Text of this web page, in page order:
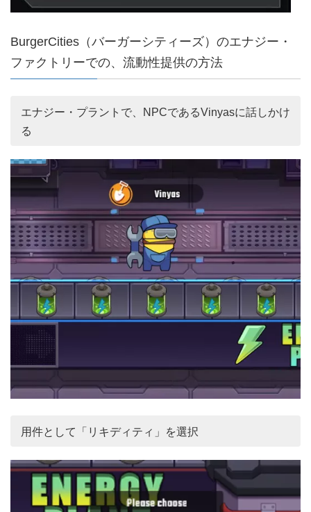
BurgerCities（バーガーシティーズ）のエナジー・
ファクトリーでの、流動性提供の方法
エナジー・プラントで、NPCであるVinyasに話しかけ
る
用件として「リキディティ」を選択